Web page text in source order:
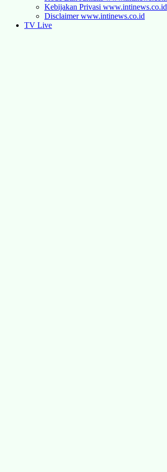
Kebijakan Privasi www.intinews.co.id
Disclaimer www.intinews.co.id
TV Live